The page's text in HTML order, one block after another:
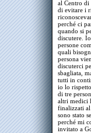
al Centro di
di evitare i
perché ci
quando si
discutere.
persone
quali
persona
discuterci
sbagliata,
tutti in
io lo
di tre
altri medici
finalizzati
sono stato
perché mi
invitato a